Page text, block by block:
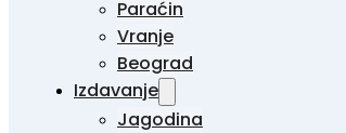
Paraćin
Vranje
Beograd
Izdavanje
Jagodina